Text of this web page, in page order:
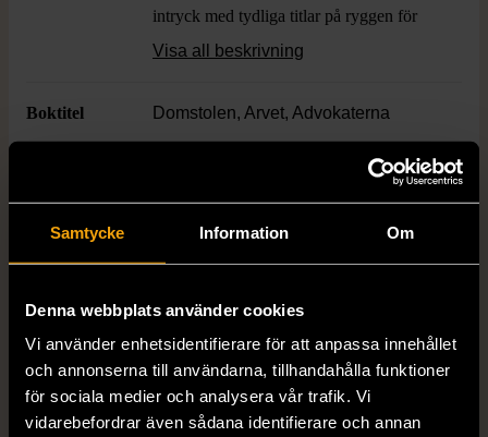
Samtycke Information Om
Denna webbplats använder cookies
Vi använder enhetsidentifierare för att anpassa innehållet
och annonserna till användarna, tillhandahålla funktioner
för sociala medier och analysera vår trafik. Vi
vidarebefordrar även sådana identifierare och annan
intryck med tydliga titlar på ryggen för
enkel överblick i bokhyllan. Perfekt för
Visa all beskrivning
Boktitel Domstolen, Arvet, Advokaterna
ISBN
978-91-27-18933-1, 978-91-27-
18931-7, 978-91-27-19154-9
Produkten är sparsamt använd, är av fin
kvalitet och ska inte ha några skador eller
förslitningar.